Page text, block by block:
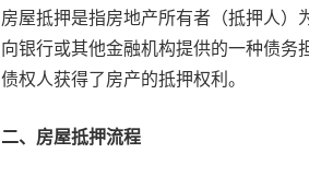
房屋抵押是指房地产所有者（抵押人）
向银行或其他金融机构提供的一种债务
债权人获得了房产的抵押权利。
二、房屋抵押流程